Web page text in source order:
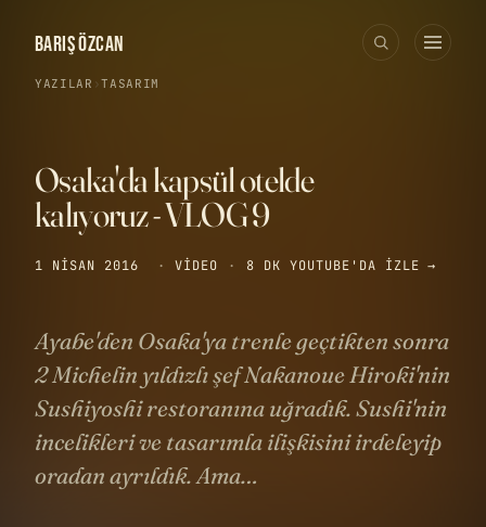
BARIŞ ÖZCAN
YAZILAR ›TASARIM
Osaka'da kapsül otelde
kalıyoruz - VLOG 9
1 NISAN 2016 · VIDEO · 8 DK YOUTUBE'DA IZLE →
Ayabe'den Osaka'ya trenle geçtikten sonra
2 Michelin yıldızlı şef Nakanoue Hiroki'nin
Sushiyoshi restoranına uğradık. Sushi'nin
incelikleri ve tasarımla ilişkisini irdeleyip
oradan ayrıldık. Ama…